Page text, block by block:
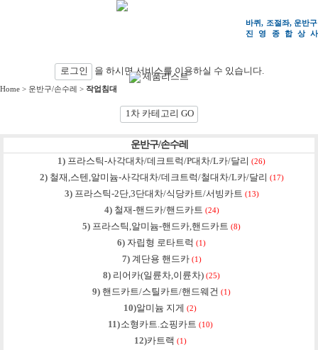
바퀴, 조절좌, 운반구
진영종합상 사
로그인
을 하시면 서비스를 이용하실 수 있습니다.
제품리스트
Home > 운반구/손수레 > 작업침대
1차 카테고리 GO
운반구/손수레
1) 프라스틱-사각대차/데크트럭/P대차/L카/달리 (26)
2) 철재,스텐,알미늄-사각대차/데크트럭/철대차/L카/달리 (17)
3) 프라스틱-2단,3단대차/식당카트/서빙카트 (13)
4) 철재-핸드카/핸드카트 (24)
5) 프라스틱,알미늄-핸드카,핸드카트 (8)
6) 자립형 로타트럭 (1)
7) 계단용 핸드카 (1)
8) 리어카(일륜차,이륜차) (25)
9) 핸드카트/스틸카트/핸드웨건 (1)
10)알미늄 지게 (2)
11)소형카트.쇼핑카트 (10)
12)카트랙 (1)